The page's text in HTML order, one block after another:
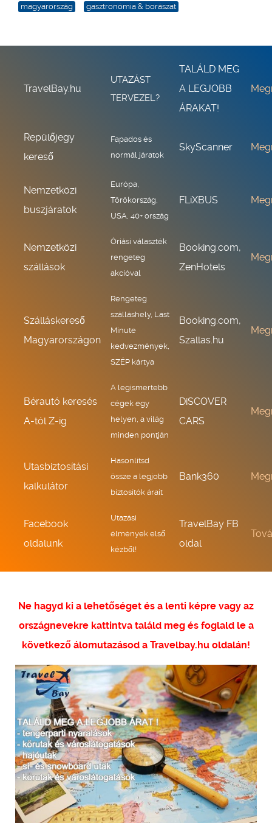
magyarország gasztronómia & borászat
TravelBay.hu
UTAZÁST
TERVEZEL?
TALÁLD MEG
A LEGJOBB
ÁRAKAT!
Repülőjegy
kereső
Fapados és
normál járatok
SkyScanner
Nemzetközi
buszjáratok
Európa,
Törökország,
USA, 40+ ország
FLiXBUS
Nemzetközi
szállások
Óriási választék
rengeteg
akcióval
Booking.com,
ZenHotels
Szálláskereső
Magyarországon
Rengeteg
szálláshely, Last
Minute
kedvezmények,
SZÉP kártya
Booking.com,
Szallas.hu
Bérautó keresés
A-tól Z-ig
A legismertebb
cégek egy
helyen, a világ
minden pontján
DiSCOVER
CARS
Utasbiztosítási
kalkulátor
Hasonlítsd
össze a legjobb
biztosítók árait
Bank360
Facebook
oldalunk
Utazási
élmények első
kézből!
TravelBay FB
oldal
Ne hagyd ki a lehetőséget és a lenti képre vagy az
országnevekre kattintva találd meg és foglald le a
következő álomutazásod a Travelbay.hu oldalán!